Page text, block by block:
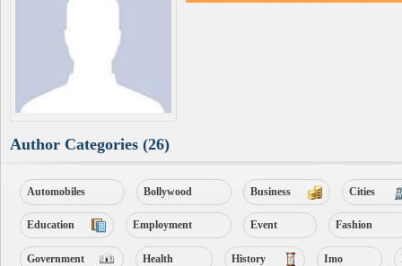
Author Categories (26)
Automobiles Bollywood Business Cities
Education Employment Event Fashion
Government Health History Imo